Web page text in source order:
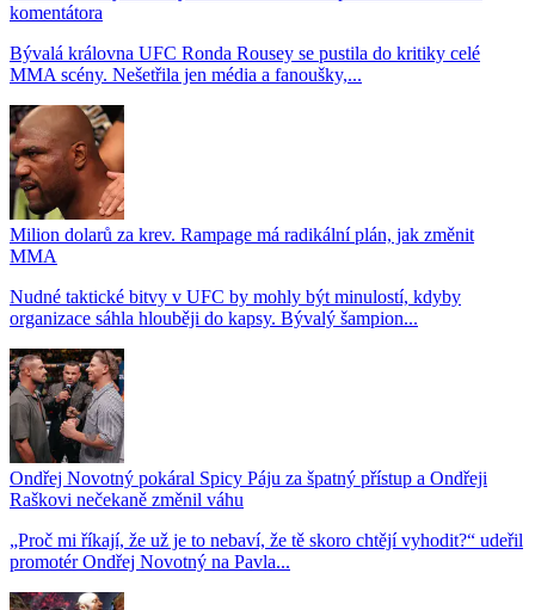
komentátora
Bývalá královna UFC Ronda Rousey se pustila do kritiky celé
MMA scény. Nešetřila jen média a fanoušky,...
Milion dolarů za krev. Rampage má radikální plán, jak změnit
MMA
Nudné taktické bitvy v UFC by mohly být minulostí, kdyby
organizace sáhla hlouběji do kapsy. Bývalý šampion...
Ondřej Novotný pokáral Spicy Páju za špatný přístup a Ondřeji
Raškovi nečekaně změnil váhu
„Proč mi říkají, že už je to nebaví, že tě skoro chtějí vyhodit?“ udeřil
promotér Ondřej Novotný na Pavla...